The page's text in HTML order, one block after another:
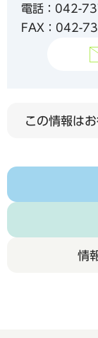
電話：042-
FAX：042-
この情報は
情